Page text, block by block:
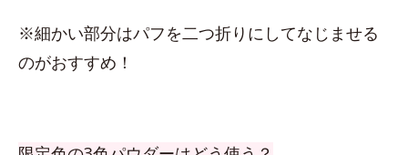
※細かい部分はパフを二つ折りにしてなじませる
のがおすすめ！